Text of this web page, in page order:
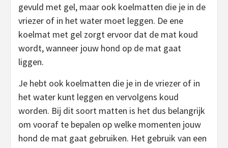
gevuld met gel, maar ook koelmatten die je in de
vriezer of in het water moet leggen. De ene
koelmat met gel zorgt ervoor dat de mat koud
wordt, wanneer jouw hond op de mat gaat
liggen.
Je hebt ook koelmatten die je in de vriezer of in
het water kunt leggen en vervolgens koud
worden. Bij dit soort matten is het dus belangrijk
om vooraf te bepalen op welke momenten jouw
hond de mat gaat gebruiken. Het gebruik van een